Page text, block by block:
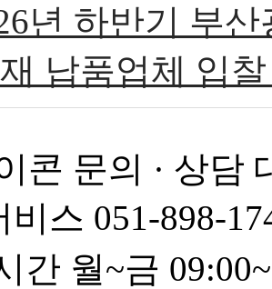
년 하반기 부
납품업체 입
문의 · 상담
스 051-898-
간 월~금